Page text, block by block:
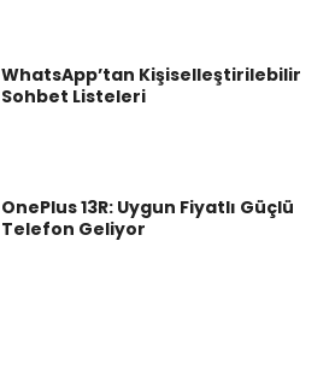
WhatsApp’tan Kişiselleştirilebilir
Sohbet Listeleri
OnePlus 13R: Uygun Fiyatlı Güçlü
Telefon Geliyor